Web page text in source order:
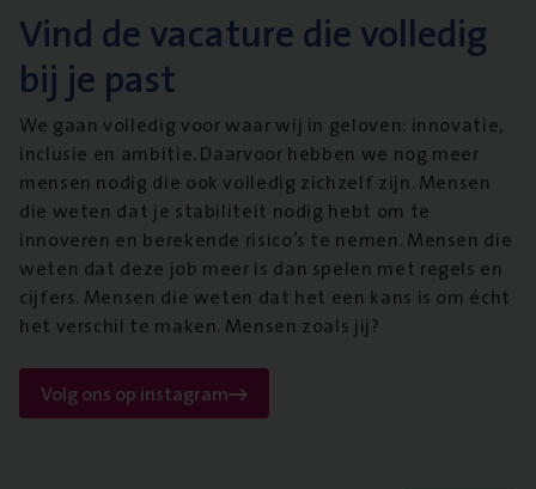
Vind de vacature die volledig
bij je past
We gaan volledig voor waar wij in geloven: innovatie,
inclusie en ambitie. Daarvoor hebben we nog meer
mensen nodig die ook volledig zichzelf zijn. Mensen
die weten dat je stabiliteit nodig hebt om te
innoveren en berekende risico’s te nemen. Mensen die
weten dat deze job meer is dan spelen met regels en
cijfers. Mensen die weten dat het een kans is om écht
het verschil te maken. Mensen zoals jij?
Volg ons op instagram